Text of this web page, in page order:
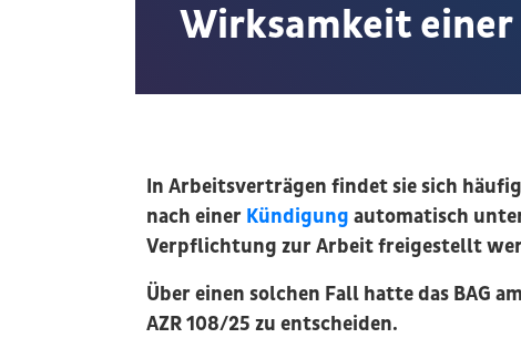
Wirksamkeit
In Arbeitsverträgen findet sie sich
nach einer Kündigung automatisch
Verpflichtung zur Arbeit freigestellt
Über einen solchen Fall hatte das BAG
AZR 108/25 zu entscheiden.